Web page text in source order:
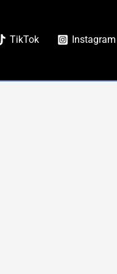
TikTok Instagram